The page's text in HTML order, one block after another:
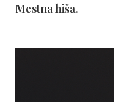
Mestna hiša.